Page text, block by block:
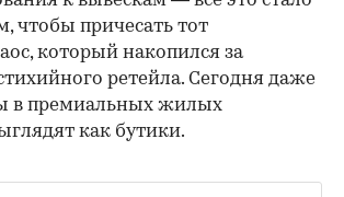
чтобы причесать тот
который накопился за
ретейла. Сегодня даже
в премиальных жилых
как бутики.